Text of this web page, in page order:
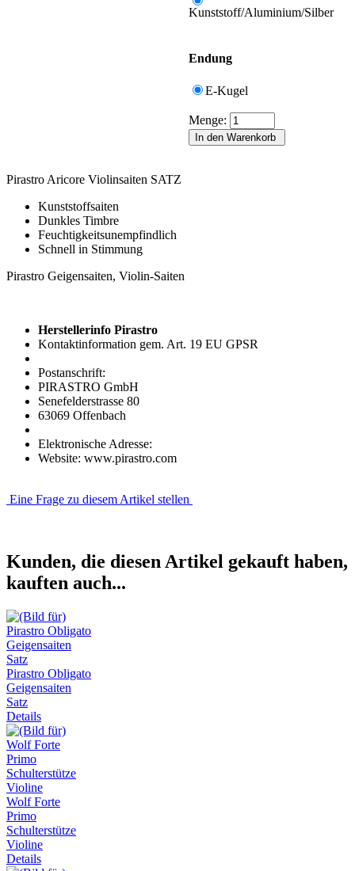
Kunststoff/Aluminium/Silber
Endung
E-Kugel
Menge:
Pirastro Aricore Violinsaiten SATZ
Kunststoffsaiten
Dunkles Timbre
Feuchtigkeitsunempfindlich
Schnell in Stimmung
Pirastro Geigensaiten, Violin-Saiten
Herstellerinfo Pirastro
Kontaktinformation gem. Art. 19 EU GPSR
Postanschrift:
PIRASTRO GmbH
Senefelderstrasse 80
63069 Offenbach
Elektronische Adresse:
Website: www.pirastro.com
Eine Frage zu diesem Artikel stellen
Kunden, die diesen Artikel gekauft haben,
kauften auch...
Pirastro Obligato
Geigensaiten
Satz
Details
Wolf Forte
Primo
Schulterstütze
Violine
Details